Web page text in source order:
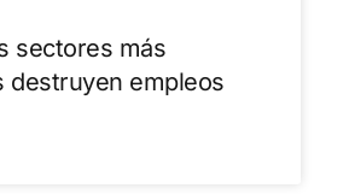
sectores más
destruyen empleos